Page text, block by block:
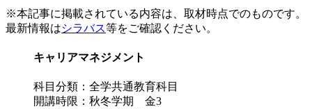
※本記事に掲載されている内容は、取材時点でのものです。
最新情報はシラバス等をご確認ください。
キャリアマネジメント
科目分類：全学共通教育科目
開講時限：秋冬学期 金3